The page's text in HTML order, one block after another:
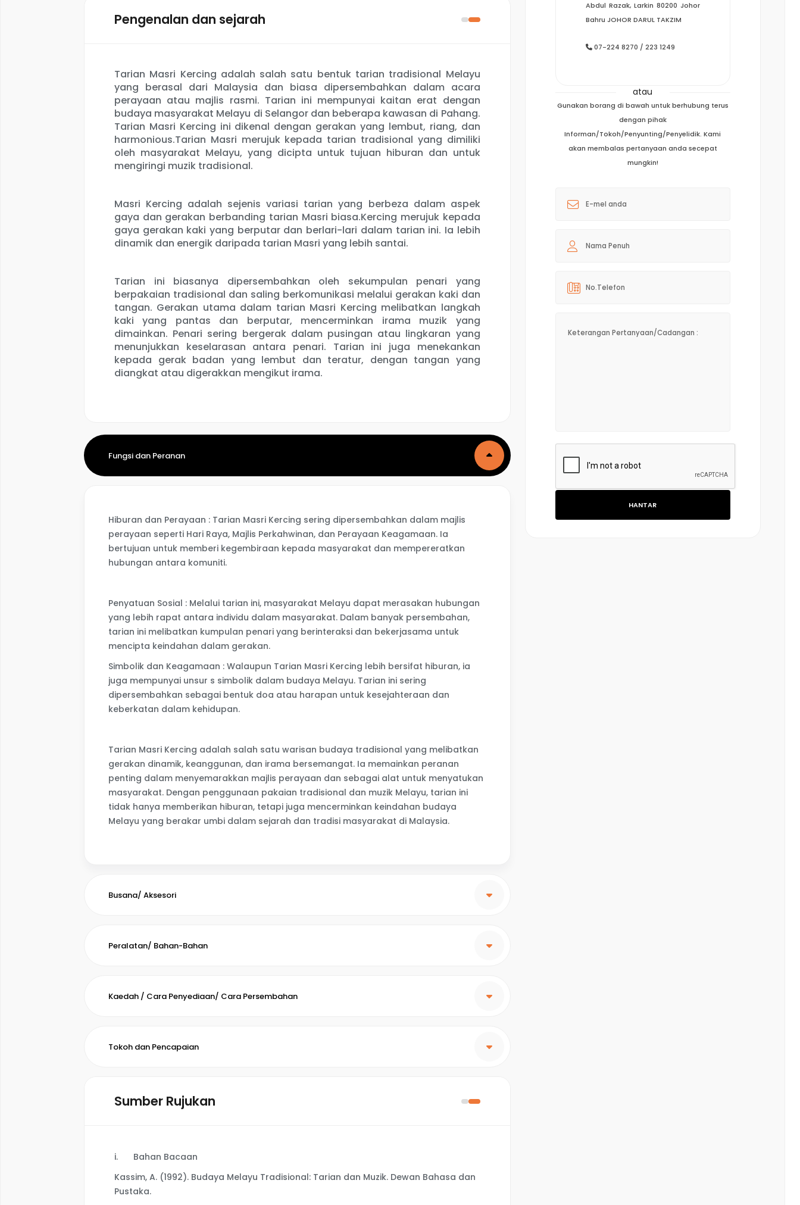
Pengenalan dan sejarah
Tarian Masri Kercing adalah salah satu bentuk tarian tradisional Melayu
yang berasal dari Malaysia dan biasa dipersembahkan dalam acara
perayaan atau majlis rasmi. Tarian ini mempunyai kaitan erat dengan
budaya masyarakat Melayu di Selangor dan beberapa kawasan di Pahang.
Tarian Masri Kercing ini dikenal dengan gerakan yang lembut, riang, dan
harmonious.Tarian Masri merujuk kepada tarian tradisional yang dimiliki
oleh masyarakat Melayu, yang dicipta untuk tujuan hiburan dan untuk
mengiringi muzik tradisional.
Masri Kercing adalah sejenis variasi tarian yang berbeza dalam aspek
gaya dan gerakan berbanding tarian Masri biasa.Kercing merujuk kepada
gaya gerakan kaki yang berputar dan berlari-lari dalam tarian ini. Ia lebih
dinamik dan energik daripada tarian Masri yang lebih santai.
Tarian ini biasanya dipersembahkan oleh sekumpulan penari yang
berpakaian tradisional dan saling berkomunikasi melalui gerakan kaki dan
tangan. Gerakan utama dalam tarian Masri Kercing melibatkan langkah
kaki yang pantas dan berputar, mencerminkan irama muzik yang
dimainkan. Penari sering bergerak dalam pusingan atau lingkaran yang
menunjukkan keselarasan antara penari. Tarian ini juga menekankan
kepada gerak badan yang lembut dan teratur, dengan tangan yang
diangkat atau digerakkan mengikut irama.
Fungsi dan Peranan
Hiburan dan Perayaan : Tarian Masri Kercing sering dipersembahkan dalam majlis
perayaan seperti Hari Raya, Majlis Perkahwinan, dan Perayaan Keagamaan. Ia
bertujuan untuk memberi kegembiraan kepada masyarakat dan mempereratkan
hubungan antara komuniti.
Penyatuan Sosial : Melalui tarian ini, masyarakat Melayu dapat merasakan hubungan
yang lebih rapat antara individu dalam masyarakat. Dalam banyak persembahan,
tarian ini melibatkan kumpulan penari yang berinteraksi dan bekerjasama untuk
mencipta keindahan dalam gerakan.
Simbolik dan Keagamaan : Walaupun Tarian Masri Kercing lebih bersifat hiburan, ia
juga mempunyai unsur s simbolik dalam budaya Melayu. Tarian ini sering
dipersembahkan sebagai bentuk doa atau harapan untuk kesejahteraan dan
keberkatan dalam kehidupan.
Tarian Masri Kercing adalah salah satu warisan budaya tradisional yang melibatkan
gerakan dinamik, keanggunan, dan irama bersemangat. Ia memainkan peranan
penting dalam menyemarakkan majlis perayaan dan sebagai alat untuk menyatukan
masyarakat. Dengan penggunaan pakaian tradisional dan muzik Melayu, tarian ini
tidak hanya memberikan hiburan, tetapi juga mencerminkan keindahan budaya
Melayu yang berakar umbi dalam sejarah dan tradisi masyarakat di Malaysia.
Busana/ Aksesori
Peralatan/ Bahan-Bahan
Kaedah / Cara Penyediaan/ Cara Persembahan
Tokoh dan Pencapaian
Sumber Rujukan
i.
Bahan Bacaan
Kassim, A. (1992). Budaya Melayu Tradisional: Tarian dan Muzik. Dewan Bahasa dan
Pustaka.
Abdul Razak, Larkin 80200 Johor
Bahru JOHOR DARUL TAKZIM
07-224 8270 / 223 1249
atau
Gunakan borang di bawah untuk berhubung terus
dengan pihak
Informan/Tokoh/Penyunting/Penyelidik. Kami
akan membalas pertanyaan anda secepat
mungkin!
HANTAR